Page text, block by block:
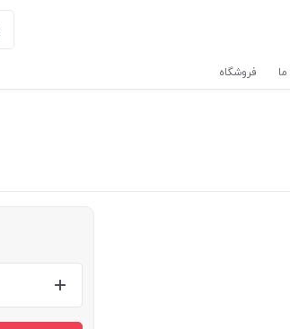
فروشگاه